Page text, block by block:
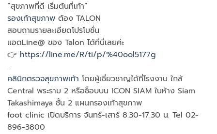
“สุขภาพที่ดี เริ่มต้นที่เท้า”
รองเท้าสุขภาพ ต้อง TALON
สอบถามรายละเอียดโปรโมชั่น
แอดLine@ ของ Talon ได้ที่นี่เลยค่ะ
👉 https://line.me/R/ti/p/%40ool5177g
.
คลินิกตรวจสุขภาพเท้า โดยผู้เชี่ยวชาญได้ที่โรงงาน ใกล้
Central พระราม 2 หรือช็อบบน ICON SIAM ในห้าง Siam
Takashimaya ชั้น 2 แผนกรองเท้าสุขภาพ
foot clinic เปิดบริการ จันทร์-เสาร์ 8.30-17.30 น. Tel 02-
896-3800